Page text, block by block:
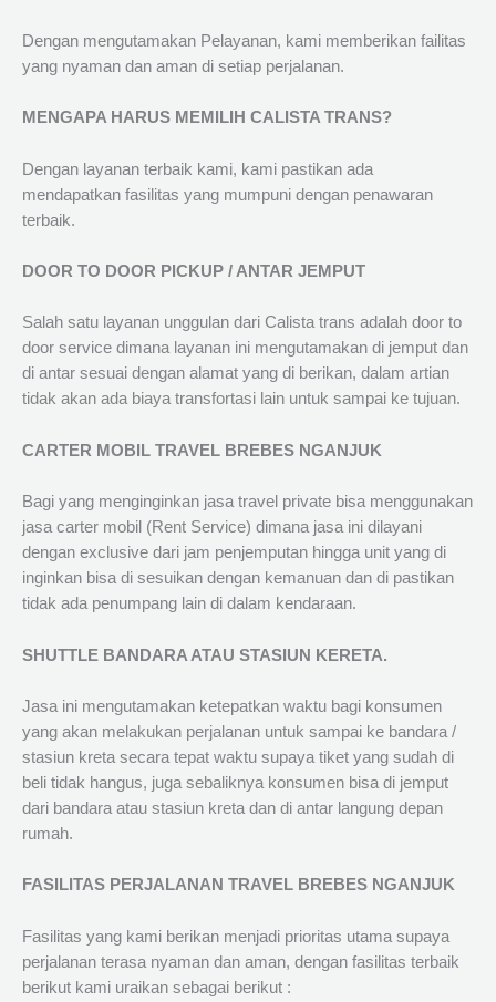
Dengan mengutamakan Pelayanan, kami memberikan failitas
yang nyaman dan aman di setiap perjalanan.
MENGAPA HARUS MEMILIH CALISTA TRANS?
Dengan layanan terbaik kami, kami pastikan ada
mendapatkan fasilitas yang mumpuni dengan penawaran
terbaik.
DOOR TO DOOR PICKUP / ANTAR JEMPUT
Salah satu layanan unggulan dari Calista trans adalah door to
door service dimana layanan ini mengutamakan di jemput dan
di antar sesuai dengan alamat yang di berikan, dalam artian
tidak akan ada biaya transfortasi lain untuk sampai ke tujuan.
CARTER MOBIL TRAVEL BREBES NGANJUK
Bagi yang menginginkan jasa travel private bisa menggunakan
jasa carter mobil (Rent Service) dimana jasa ini dilayani
dengan exclusive dari jam penjemputan hingga unit yang di
inginkan bisa di sesuikan dengan kemanuan dan di pastikan
tidak ada penumpang lain di dalam kendaraan.
SHUTTLE BANDARA ATAU STASIUN KERETA.
Jasa ini mengutamakan ketepatkan waktu bagi konsumen
yang akan melakukan perjalanan untuk sampai ke bandara /
stasiun kreta secara tepat waktu supaya tiket yang sudah di
beli tidak hangus, juga sebaliknya konsumen bisa di jemput
dari bandara atau stasiun kreta dan di antar langung depan
rumah.
FASILITAS PERJALANAN TRAVEL BREBES NGANJUK
Fasilitas yang kami berikan menjadi prioritas utama supaya
perjalanan terasa nyaman dan aman, dengan fasilitas terbaik
berikut kami uraikan sebagai berikut :